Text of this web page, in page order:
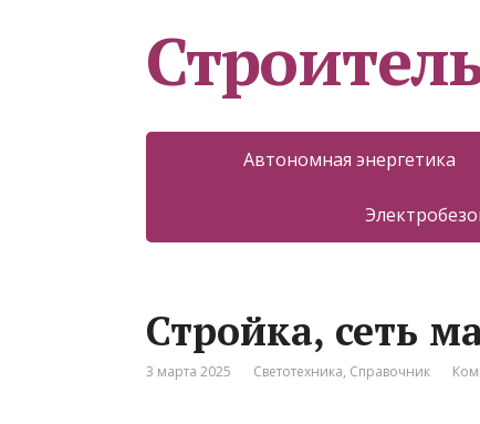
Автономная энергетика
Стройка, сеть
3 марта 2025 Светотехника, Справочник